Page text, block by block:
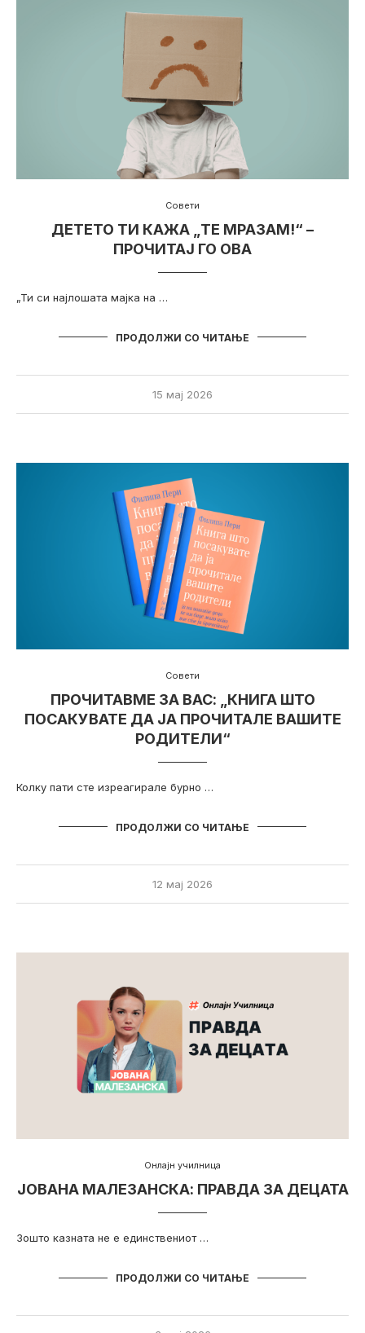
Совети
ДЕТЕТО ТИ КАЖА „ТЕ МРАЗАМ!“ –
ПРОЧИТАЈ ГО ОВА
„Ти си најлошата мајка на …
ПРОДОЛЖИ СО ЧИТАЊЕ
15 мај 2026
Совети
ПРОЧИТАВМЕ ЗА ВАС: „КНИГА ШТО
ПОСАКУВАТЕ ДА ЈА ПРОЧИТАЛЕ ВАШИТЕ
РОДИТЕЛИ“
Колку пати сте изреагирале бурно …
ПРОДОЛЖИ СО ЧИТАЊЕ
12 мај 2026
Онлајн училница
ЈОВАНА МАЛЕЗАНСКА: ПРАВДА ЗА ДЕЦАТА
Зошто казната не е единствениот …
ПРОДОЛЖИ СО ЧИТАЊЕ